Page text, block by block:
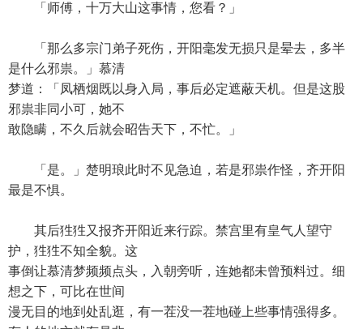
「师傅，十万大山这事情，您看？」
「那么多宗门弟子死伤，开阳毫发无损只是晕去，多半
是什么邪祟。」慕清
梦道：「凤栖烟既以身入局，事后必定遮蔽天机。但是这股
邪祟非同小可，她不
敢隐瞒，不久后就会昭告天下，不忙。」
「是。」楚明琅此时不见急迫，若是邪祟作怪，齐开阳
最是不惧。
其后狌狌又报齐开阳近来行踪。禁宫里有皇气人望守
护，狌狌不知全貌。这
事倒让慕清梦频频点头，入朝旁听，连她都未曾预料过。细
想之下，可比在世间
漫无目的地到处乱逛，有一茬没一茬地碰上些事情强得多。